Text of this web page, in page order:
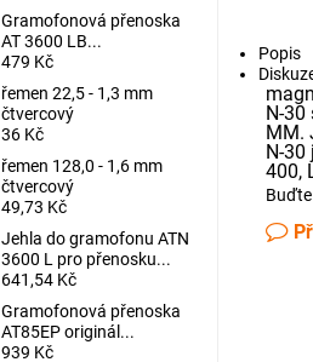
Popis
N-
MM.
N-30
400,
Gramofonová přenoska
AT 3600 LB...
479 Kč
řemen 22,5 - 1,3 mm
čtvercový
36 Kč
řemen 128,0 - 1,6 mm
čtvercový
49,73 Kč
Jehla do gramofonu ATN
3600 L pro přenosku...
641,54 Kč
Gramofonová přenoska
AT85EP originál...
939 Kč